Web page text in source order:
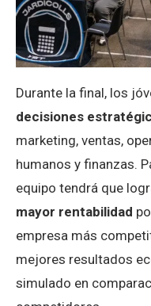
Durante la final, los
decisiones
marketing, ventas,
humanos y finanzas.
equipo tendrá que
mayor rentabilidad
empresa más
mejores resultados
simulado en